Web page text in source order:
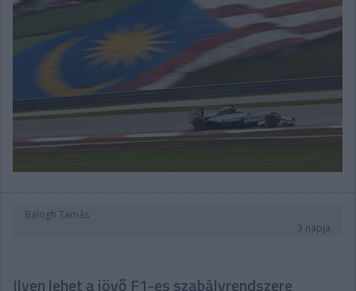
Balogh Tamás
3 napja
Ilyen lehet a jövő F1-es szabályrendszere